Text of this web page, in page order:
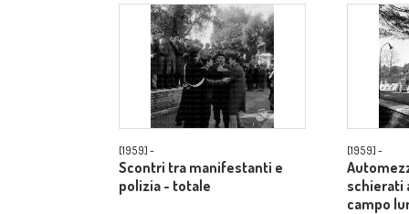
[1959] -
Scontri tra manifestanti e
polizia - totale
[1959] -
schierati
campo